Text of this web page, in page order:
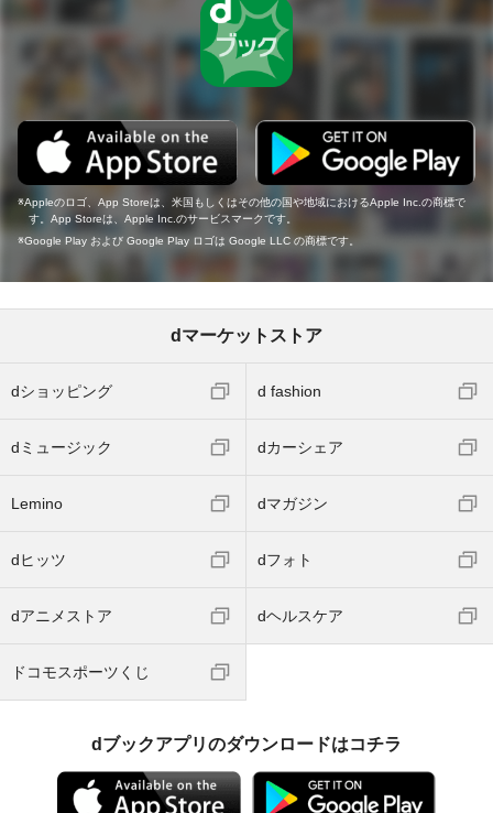
Appleのロゴ、App Storeは、米国もしくはその他の国や地域におけるApple Inc.の商標で
す。App Storeは、Apple Inc.のサービスマークです。
Google Play および Google Play ロゴは Google LLC の商標です。
dマーケットストア
dショッピング d fashion
dミュージック dカーシェア
Lemino dマガジン
dヒッツ dフォト
dアニメストア dヘルスケア
ドコモスポーツくじ
dブックアプリのダウンロードはコチラ